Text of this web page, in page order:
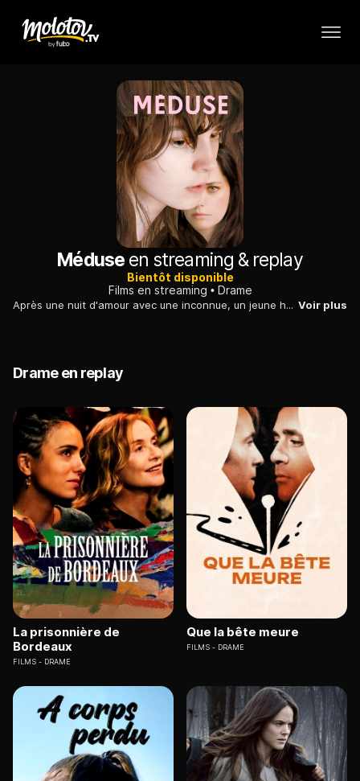
Méduseen streaming & replay
Bientôt disponible
Films en streaming
Drame
Après une nuit d'amour avec une inconnue, un jeune homme se réveille et tombe sur la soeur hémiplégique de son hôte. Il décide alors de l'aider. Voir plus
Drame en replay
La prisonnière de
Bordeaux
FILMS DRAME
Que la bête meure
FILMS DRAME